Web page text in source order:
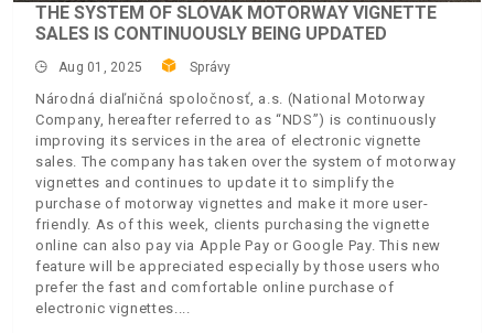
THE SYSTEM OF SLOVAK MOTORWAY VIGNETTE
SALES IS CONTINUOUSLY BEING UPDATED
Aug 01, 2025 Správy
Národná diaľničná spoločnosť, a.s. (National Motorway
Company, hereafter referred to as “NDS”) is continuously
improving its services in the area of electronic vignette
sales. The company has taken over the system of motorway
vignettes and continues to update it to simplify the
purchase of motorway vignettes and make it more user-
friendly. As of this week, clients purchasing the vignette
online can also pay via Apple Pay or Google Pay. This new
feature will be appreciated especially by those users who
prefer the fast and comfortable online purchase of
electronic vignettes.